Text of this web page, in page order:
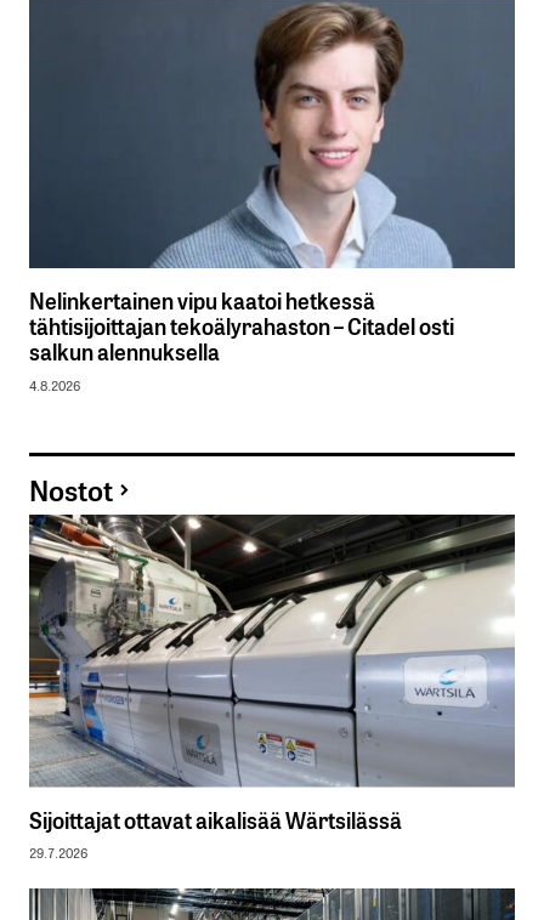
Nelinkertainen vipu kaatoi hetkessä
tähtisijoittajan tekoälyrahaston – Citadel osti
salkun alennuksella
4.8.2026
Nostot
Sijoittajat ottavat aikalisää Wärtsilässä
29.7.2026